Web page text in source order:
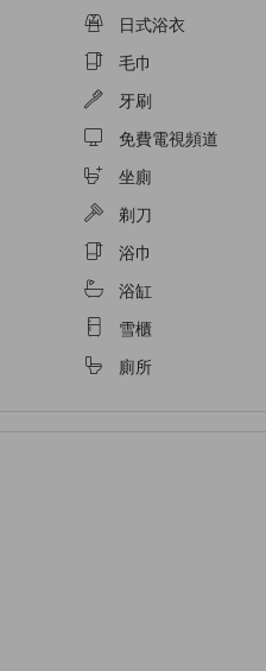
日式浴衣
毛巾
牙刷
免費電視頻道
坐廁
剃刀
浴巾
浴缸
雪櫃
廁所